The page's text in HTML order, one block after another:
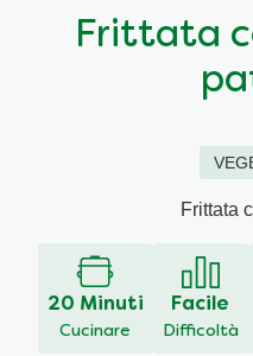
Ricette a base di
Consigli del mestiere
Insaporitori
Frittata
Frittata
20 Minuti
Cucinare
Facile
Difficoltà